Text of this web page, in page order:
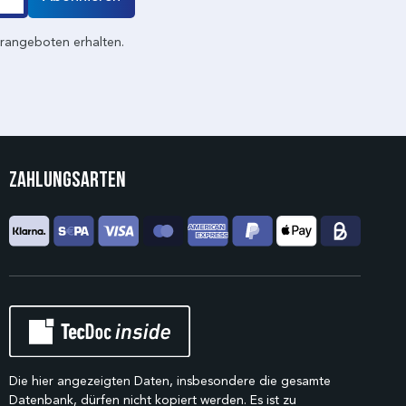
erhalten.
Zahlungsarten
Die hier angezeigten Daten, insbesondere die gesamte
Datenbank, dürfen nicht kopiert werden. Es ist zu